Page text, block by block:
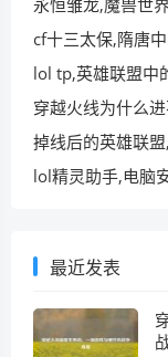
永恒雏龙,魔兽世
cf十三太保,隋唐
lol tp,英雄联盟中
穿越火线为什么
掉线后的英雄联
lol精灵助手,电脑
最近发表